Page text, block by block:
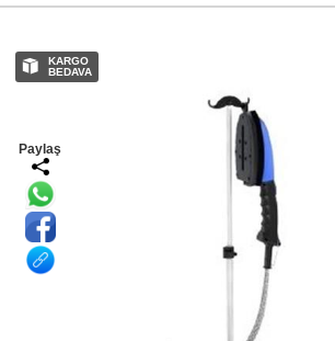
KARGO
BEDAVA
Paylaş